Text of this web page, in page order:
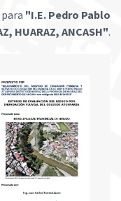
"I.E. Pedro Pablo
HUARAZ, ANCASH".